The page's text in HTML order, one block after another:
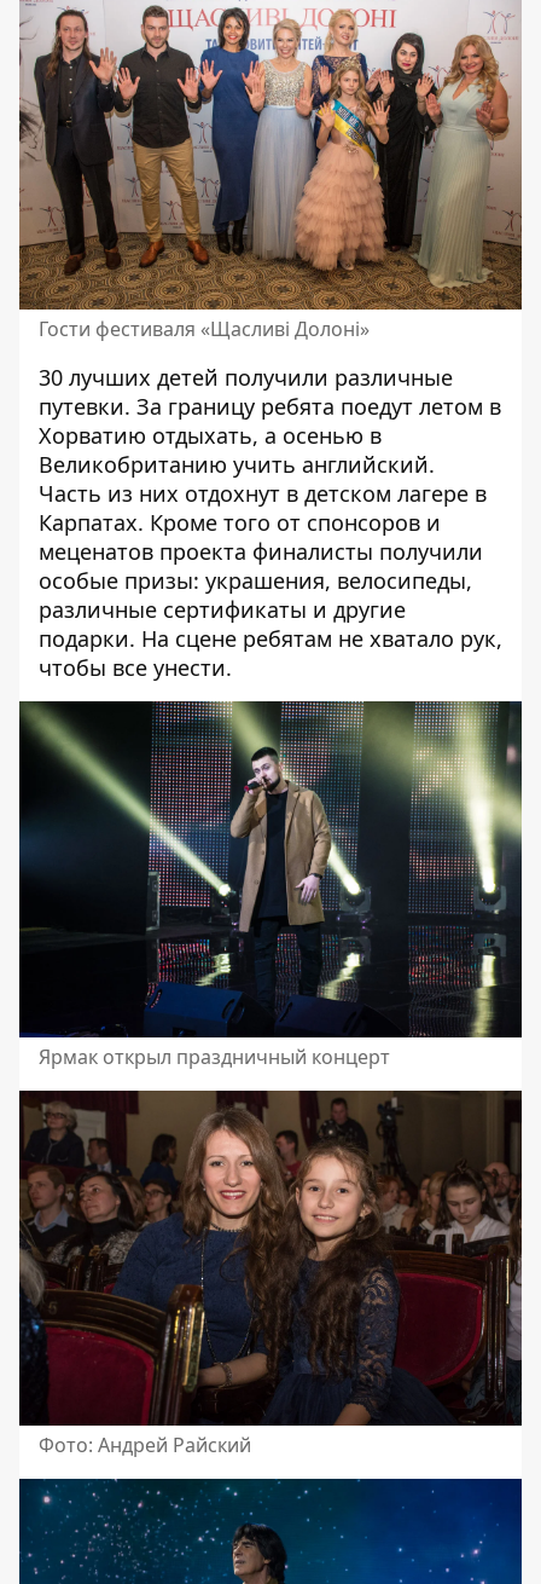
Гости фестиваля «Щасливі Долоні»
30 лучших детей получили различные
путевки. За границу ребята поедут летом в
Хорватию отдыхать, а осенью в
Великобританию учить английский.
Часть из них отдохнут в детском лагере в
Карпатах. Кроме того от спонсоров и
меценатов проекта финалисты получили
особые призы: украшения, велосипеды,
различные сертификаты и другие
подарки. На сцене ребятам не хватало рук,
чтобы все унести.
Ярмак открыл праздничный концерт
Фото: Андрей Райский